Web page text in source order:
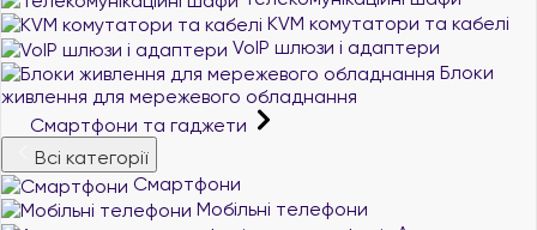
KVM комутатори та кабелі
VoIP шлюзи і адаптери
Блоки
живлення для мережевого обладнання
Смартфони та гаджети
Всі категорії
Смартфони
Мобільні телефони